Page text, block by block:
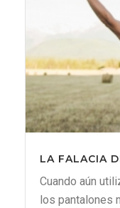
LA FALACIA
Cuando aún
los pantalones